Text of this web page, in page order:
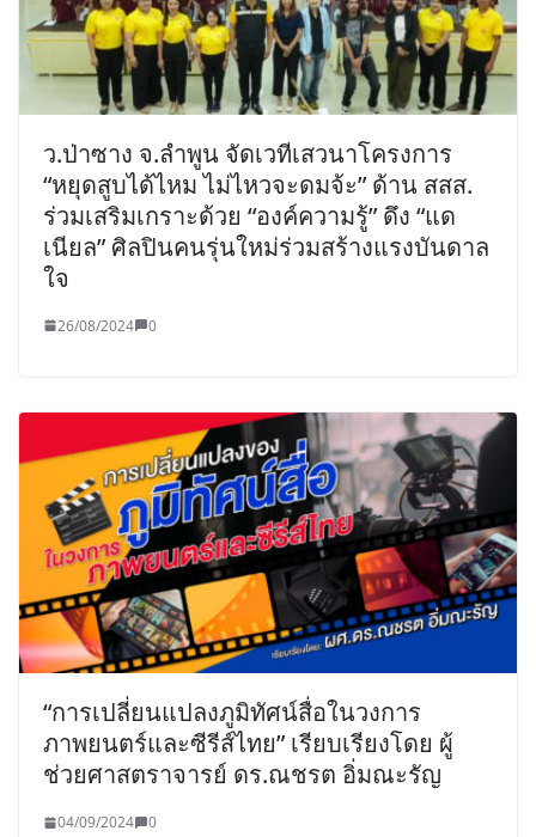
ว.ป่าซาง จ.ลำพูน จัดเวทีเสวนาโครงการ
“หยุดสูบได้ไหม ไม่ไหวจะดมจ้ะ” ด้าน สสส.
ร่วมเสริมเกราะด้วย “องค์ความรู้” ดึง “แด
เนียล” ศิลปินคนรุ่นใหม่ร่วมสร้างแรงบันดาล
ใจ
26/08/2024 0
“การเปลี่ยนแปลงภูมิทัศน์สื่อในวงการ
ภาพยนตร์และซีรีส์ไทย” เรียบเรียงโดย ผู้
ช่วยศาสตราจารย์ ดร.ณชรต อิ่มณะรัญ
04/09/2024 0